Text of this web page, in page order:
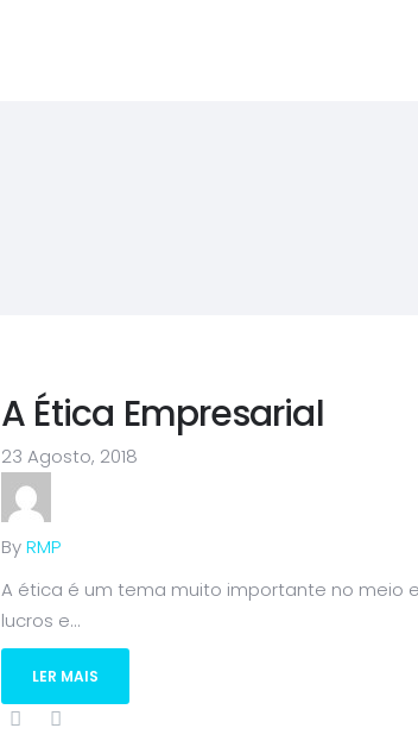
A Ética Empresarial
23 Agosto, 2018
ByRMP
A ética é um tema muito importante no meio
lucros e...
LER MAIS